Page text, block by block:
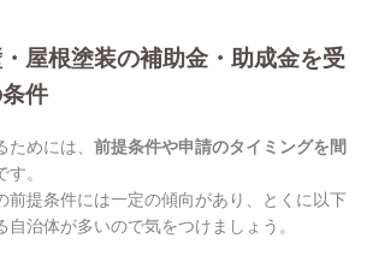
屋根塗装の補助金・助成金を受
件
ためには、前提条件や申請のタイミングを間
。
前提条件には一定の傾向があり、とくに以下
治体が多いので気をつけましょう。